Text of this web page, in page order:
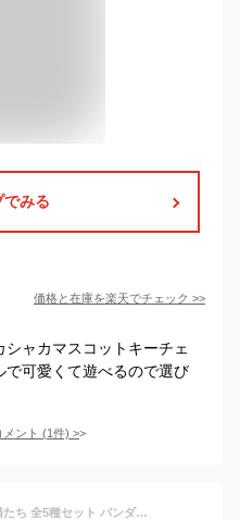
でみる
価格と在庫を楽天でチェック >>
ャカマスコットキーチェ
可愛くて遊べるので選び
ント (1件) >
はたらく 猫 水産業を支える 猫たち 全5種セット バンダイ ガチャポン ガチャガチャ コンプリート